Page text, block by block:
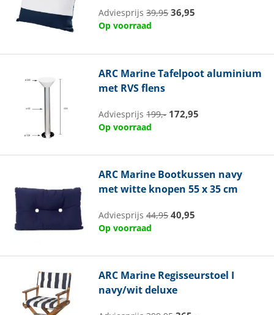
Adviesprijs39,95 36,95
Op voorraad
ARC MarineTafelpoot aluminium
met RVS flens
Adviesprijs199,- 172,95
Op voorraad
ARC Marine Bootkussen navy
met witte knopen 55 x 35 cm
Adviesprijs44,95 40,95
Op voorraad
ARC Marine Regisseurstoel I
navy/wit deluxe